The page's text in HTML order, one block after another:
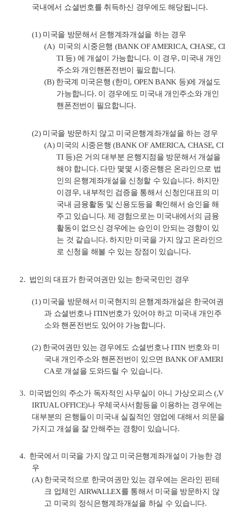
국내에서 쇼셜번호를 취득하신 경우에도 해당됩니다.
(1) 미국을 방문해서 은행계좌개설을 하는 경우
(A) 미국의 시중은행 (BANK OF AMERICA, CHASE, CI
TI 등) 에 개설이 가능합니다. 이 경우, 미국내 개인
주소와 개인핸폰전번이 필요합니다.
(B) 한국계 미국은행 (한미 , OPEN BANK 등)에 개설도
가능합니다. 이 경우에도 미국내 개인주소와 개인
핸폰전번이 필요합니다.
(2) 미국을 방문하지 않고 미국은행계좌개설을 하는 경우
(A) 미국의 시중은행 (BANK OF AMERICA, CHASE, CI
TI 등)은 거의 대부분 은행지점을 방문해서 개설을
해야 합니다. 다만 몇몇 시중은행은 온라인으로 법
인의 은행계좌개설을 신청할 수 있습니다. 하지만
이경우, 내부적인 검증을 통해서 신청인대표의 미
국내 금융활동 및 신용도등을 확인해서 승인을 해
주고 있습니다. 제 경험으로는 미국내에서의 금융
활동이 없으신 경우에는 승인이 안되는 경향이 있
는 것 같습니다.하지만 미국을 가지 않고 온라인으
로 신청을 해볼 수 있는 장점이 있습니다.
2. 법인의 대표가 한국여권만 있는 한국국민인 경우
(1) 미국을 방문해서 미국현지의 은행계좌개설은 한국여권
과 쇼셜번호나ITIN번호가 있어야 하고 미국내 개인주
소와 핸폰전번도 있어야 가능합니다.
(2) 한국여권만 있는 경우에도 쇼셜번호나ITIN 번호와 미
국내 개인주소와 핸폰전번이 있으면 BANK OF AMERI
CA로 개설을 도와드릴 수 있습니다.
3. 미국법인의 주소가 독자적인 사무실이 아니 가상오피스 (,V
IRTUAL OFFICE)나 우체국사서함등을 이용하는 경우에는
대부분의 은행들이 미국내 실질적인 영업에 대해서 의문을
가지고 개설을 잘 안해주는 경향이 있습니다.
4. 한국에서 미국을 가지 않고 미국은행계좌개설이 가능한 경
우
(A) 한국국적으로 한국여권만 있는 경우에는 온라인 핀테
크 업체인 AIRWALLEX를 통해서 미국을 방문하지 않
고 미국의 정식은행계좌개설을 하실 수 있습니다.